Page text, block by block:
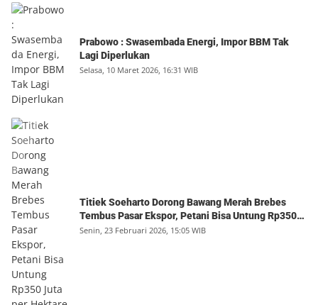
Prabowo : Swasembada Energi, Impor BBM Tak
Lagi Diperlukan
Selasa, 10 Maret 2026, 16:31 WIB
Titiek Soeharto Dorong Bawang Merah Brebes
Tembus Pasar Ekspor, Petani Bisa Untung Rp350
Juta per Hektare
Senin, 23 Februari 2026, 15:05 WIB